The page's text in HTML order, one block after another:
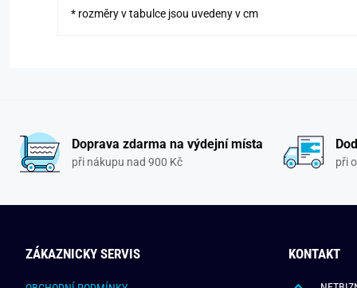
* rozměry v tabulce jsou uvedeny v cm
Doprava zdarma na výdejní místa
při nákupu nad 900 Kč při
ZÁKAZNICKY SERVIS KONTAKT